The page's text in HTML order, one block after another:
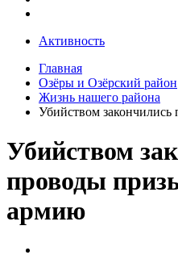
Активность
Главная
Озёры и Озёрский район
Жизнь нашего района
Убийством
Убийством
проводы
армию